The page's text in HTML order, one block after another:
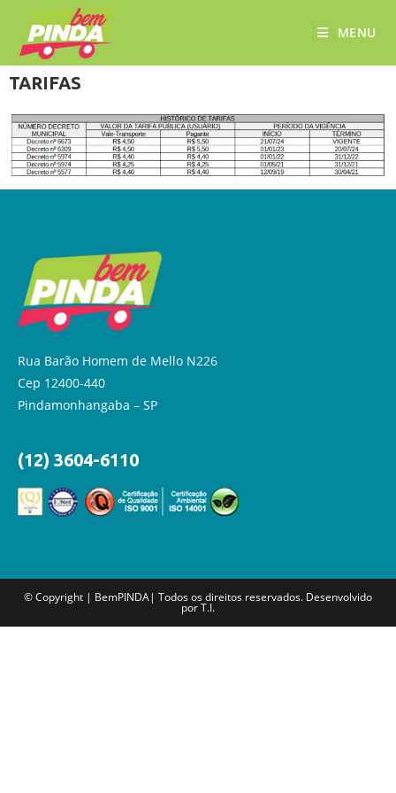
MENU
TARIFAS
Rua Barão Homem de Mello N226
Cep 12400-440
Pindamonhangaba – SP
(12) 3604-6110
© Copyright | BemPINDA| Todos os direitos reservados. Desenvolvido
por T.I.